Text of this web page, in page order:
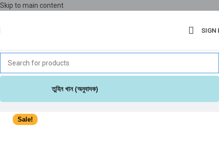
Skip to main content
SIGN
তুহিন খান (অনুবাদক)
Sale!